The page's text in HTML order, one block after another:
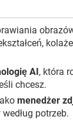
AI , która
chcesz.
menedżer
potrzeb.